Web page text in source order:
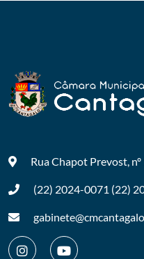
Rua Chapot Prevost,
(22) 2024-0071 (22)